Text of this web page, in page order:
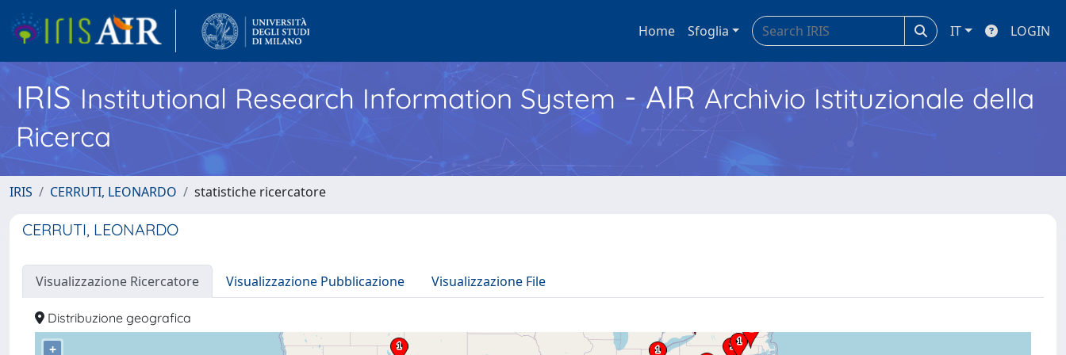
Home Sfoglia IT LOGIN
IRISInstitutional Research Information System - AIR Archivio Istituzionale della
Ricerca
IRIS CERRUTI, LEONARDO statistiche ricercatore
CERRUTI, LEONARDO
Visualizzazione Ricercatore Visualizzazione Pubblicazione Visualizzazione File
Distribuzione geografica
+